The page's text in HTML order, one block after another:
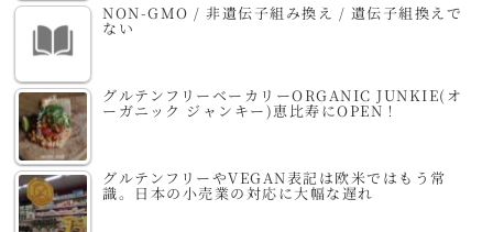
NON-GMO / 非遺伝子組み換え / 遺伝子組換えで
ない
グルテンフリーベーカリーORGANIC JUNKIE(オ
ーガニック ジャンキー)恵比寿にOPEN！
グルテンフリーやVEGAN表記は欧米ではもう常
識。日本の小売業の対応に大幅な遅れ